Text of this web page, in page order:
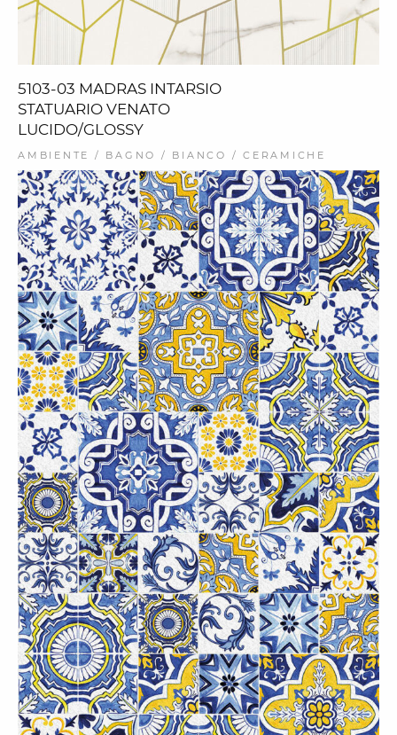
5103-03 MADRAS INTARSIO
STATUARIO VENATO
LUCIDO/GLOSSY
AMBIENTE / BAGNO / BIANCO / CERAMICHE